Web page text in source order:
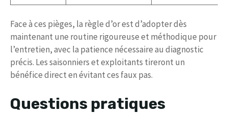
Face à ces pièges, la règle d’or est d’adopter dès
maintenant une routine rigoureuse et méthodique pour
l’entretien, avec la patience nécessaire au diagnostic
précis. Les saisonniers et exploitants tireront un
bénéfice direct en évitant ces faux pas.
Questions pratiques